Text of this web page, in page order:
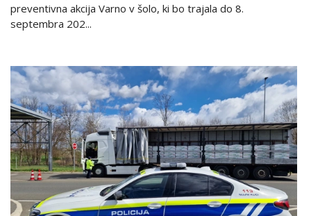
preventivna akcija Varno v šolo, ki bo trajala do 8.
septembra 202...